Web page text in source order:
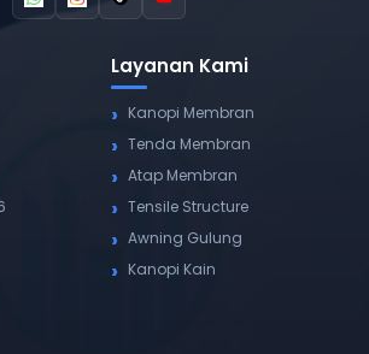
Layanan Kami
Kanopi Membran
Tenda Membran
Atap Membran
Tensile Structure
Awning Gulung
Kanopi Kain